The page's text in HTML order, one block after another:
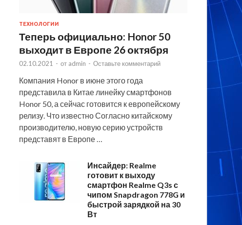
ТЕХНОЛОГИИ
Теперь официально: Honor 50
выходит в Европе 26 октября
02.10.2021 - от admin - Оставьте комментарий
Компания Honor в июне этого года
представила в Китае линейку смартфонов
Honor 50, а сейчас готовится к европейскому
релизу. Что известно Согласно китайскому
производителю, новую серию устройств
представят в Европе …
Инсайдер: Realme
готовит к выходу
смартфон Realme Q3s с
чипом Snapdragon 778G и
быстрой зарядкой на 30
Вт